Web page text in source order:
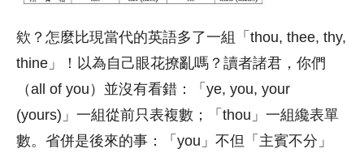
欸？怎麼比現當代的英語多了一組「thou, thee, thy,
thine」！以為自己眼花撩亂嗎？讀者諸君，你們
（all of you）並沒有看錯：「ye, you, your
(yours)」一組從前只表複數；「thou」一組纔表單
數。省併是後來的事：「you」不但「主賓不分」